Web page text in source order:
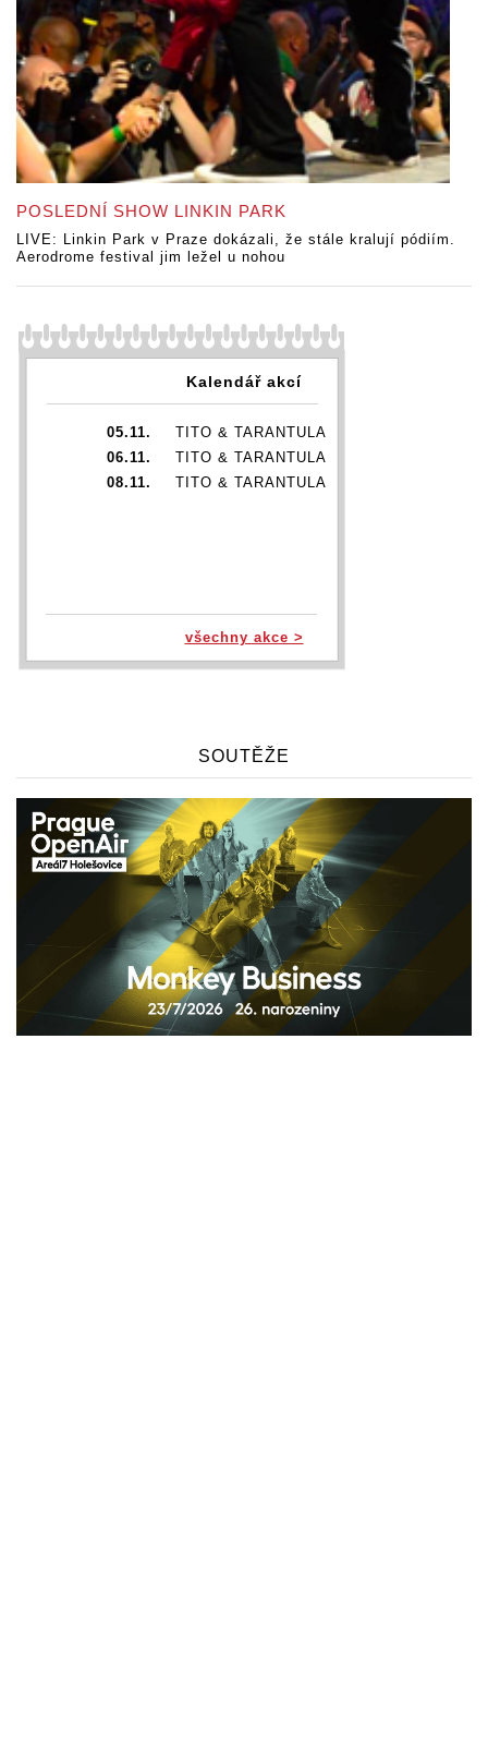
POSLEDNÍ SHOW LINKIN PARK
LIVE: Linkin Park v Praze dokázali, že stále kralují pódiím.
Aerodrome festival jim ležel u nohou
Kalendář akcí
05.11.
TITO & TARANTULA
06.11.
TITO & TARANTULA
08.11.
TITO & TARANTULA
všechny akce >
SOUTĚŽE